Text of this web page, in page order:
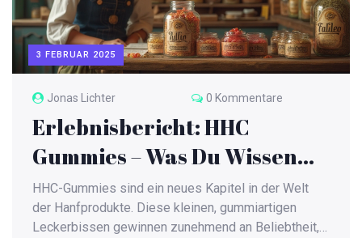
3 FEBRUAR 2025
Jonas Lichter 0 Kommentare
Erlebnisbericht: HHC
Gummies – Was Du Wissen
Solltest
HHC-Gummies sind ein neues Kapitel in der Welt
der Hanfprodukte. Diese kleinen, gummiartigen
Leckerbissen gewinnen zunehmend an Beliebtheit,